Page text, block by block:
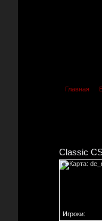
Главная
Classic
Игроки: